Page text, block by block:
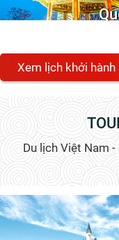
Xem lịch khởi hành
Du lịch Việt Nam